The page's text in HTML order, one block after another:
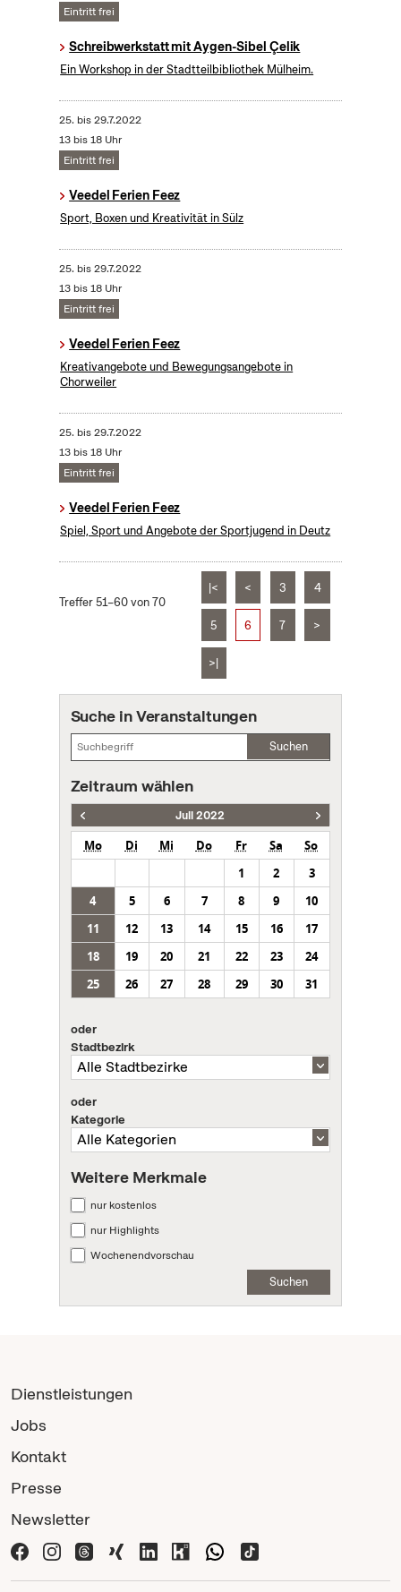
Eintritt frei
Schreibwerkstatt mit Aygen-Sibel Çelik
Ein Workshop in der Stadtteilbibliothek Mülheim.
25. bis29.7.2022
13 bis 18 Uhr
Eintritt frei
Veedel Ferien Feez
Sport, Boxen und Kreativität in Sülz
25. bis29.7.2022
13 bis 18 Uhr
Eintritt frei
Veedel Ferien Feez
Kreativangebote und Bewegungsangebote in
Chorweiler
25. bis29.7.2022
13 bis 18 Uhr
Eintritt frei
Veedel Ferien Feez
Spiel, Sport und Angebote der Sportjugend in Deutz
Treffer 51–60 von 70
|< < 3 4
5 6 7 >
>|
Suche in Veranstaltungen
Suchen
Zeitraum wählen
Juli 2022
Mo Di Mi Do Fr Sa
So
1
2
3
4
5 6 7 8 9
10
11
12 13 14 15 16
17
18
19 20 21 22 23
24
25
26 27 28 29 30 31
oder
Stadtbezirk
oder
Kategorie
Weitere Merkmale
nur kostenlos
nur Highlights
Wochenendvorschau
Suchen
Dienstleistungen
Jobs
Kontakt
Presse
Newsletter